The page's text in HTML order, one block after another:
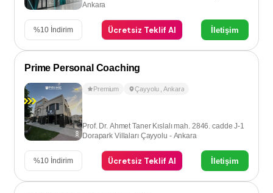
Ankara
%10 İndirim Ücretsiz Teklif Al İletişim
Prime Personal Coaching
Premium Çayyolu ,Ankara
Prof. Dr. Ahmet Taner Kıslalı mah. 2846. cadde J-1
Dorapark Villaları Çayyolu - Ankara
%10 İndirim Ücretsiz Teklif Al İletişim